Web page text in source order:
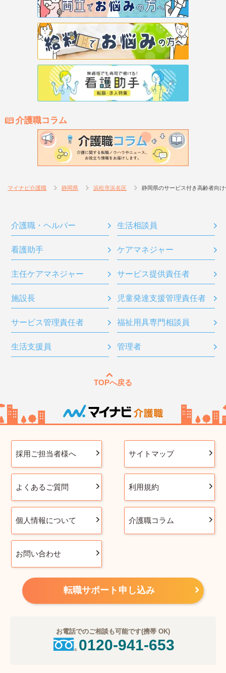
介護職コラム
マイナビ介護職 静岡県 浜松市浜名区 静岡県のサービス付き高齢者向
介護職・ヘルパー 生活相談員
看護助手 ケアマネジャー
主任ケアマネジャー サービス提供責任者
施設長 児童発達支援管理責任者
サービス管理責任者 福祉用具専門相談員
生活支援員 管理者
TOPへ戻る
採用ご担当者様へ サイトマップ
よくあるご質問 利用規約
個人情報について 介護職コラム
お問い合わせ
転職サポート申し込み
お電話でのご相談も可能です(携帯 OK)
0120-941-653